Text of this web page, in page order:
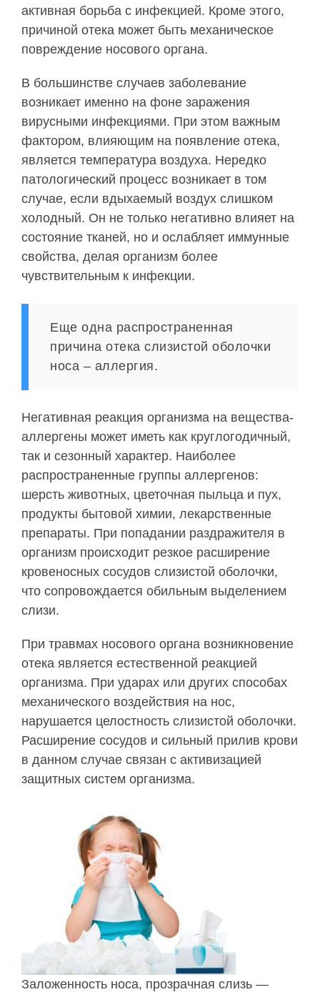
активная борьба с инфекцией. Кроме этого,
причиной отека может быть механическое
повреждение носового органа.
В большинстве случаев заболевание
возникает именно на фоне заражения
вирусными инфекциями. При этом важным
фактором, влияющим на появление отека,
является температура воздуха. Нередко
патологический процесс возникает в том
случае, если вдыхаемый воздух слишком
холодный. Он не только негативно влияет на
состояние тканей, но и ослабляет иммунные
свойства, делая организм более
чувствительным к инфекции.
Еще одна распространенная
причина отека слизистой оболочки
носа – аллергия.
Негативная реакция организма на вещества-
аллергены может иметь как круглогодичный,
так и сезонный характер. Наиболее
распространенные группы аллергенов:
шерсть животных, цветочная пыльца и пух,
продукты бытовой химии, лекарственные
препараты. При попадании раздражителя в
организм происходит резкое расширение
кровеносных сосудов слизистой оболочки,
что сопровождается обильным выделением
слизи.
При травмах носового органа возникновение
отека является естественной реакцией
организма. При ударах или других способах
механического воздействия на нос,
нарушается целостность слизистой оболочки.
Расширение сосудов и сильный прилив крови
в данном случае связан с активизацией
защитных систем организма.
Заложенность носа, прозрачная слизь —